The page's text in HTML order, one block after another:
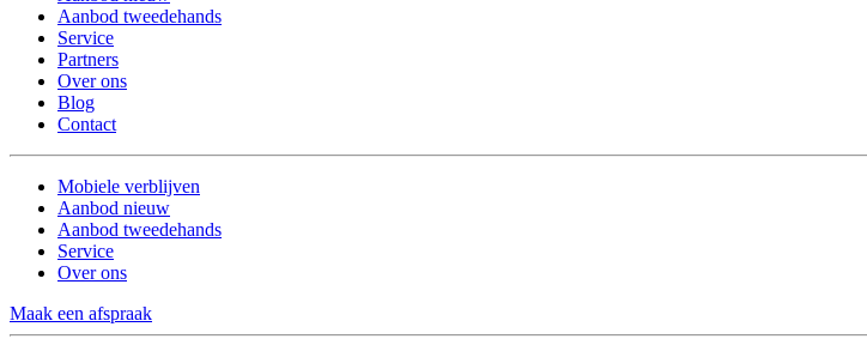
Aanbod tweedehands
Service
Partners
Over ons
Blog
Contact
Mobiele verblijven
Aanbod nieuw
Aanbod tweedehands
Service
Over ons
Maak een afspraak